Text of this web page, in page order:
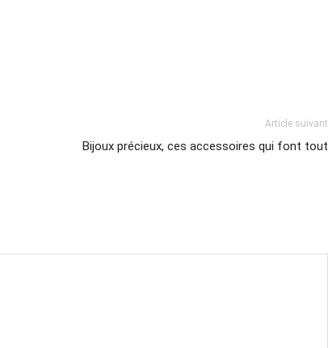
Article suivant
Bijoux précieux, ces accessoires qui font tout